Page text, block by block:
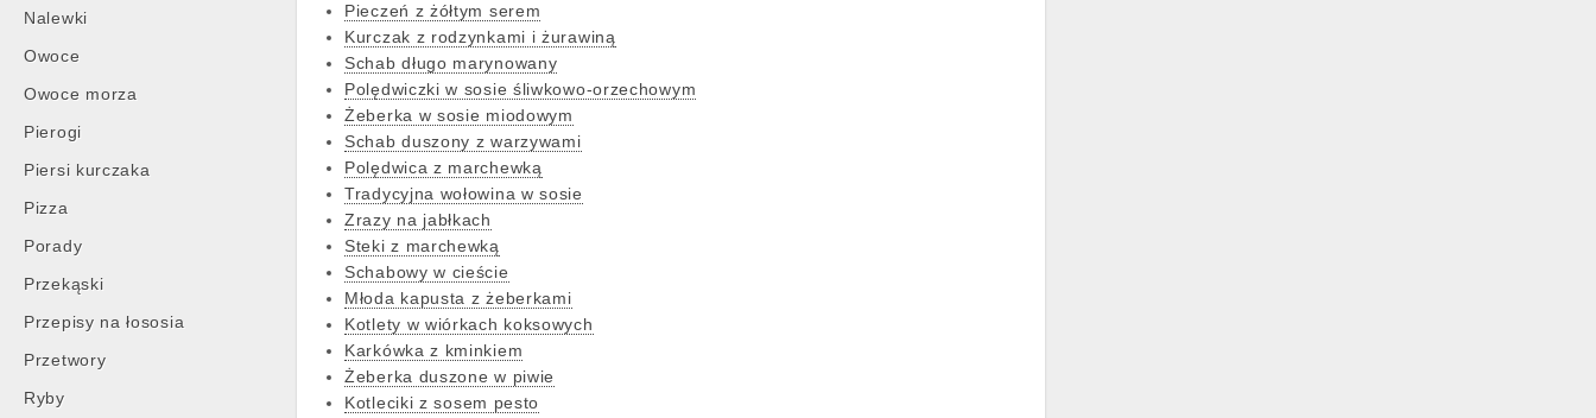
Nalewki
Owoce
Owoce morza
Pierogi
Piersi kurczaka
Pizza
Porady
Przekąski
Przepisy na łososia
Przetwory
Ryby
Pieczeń z żółtym serem
Kurczak z rodzynkami i żurawiną
Schab długo marynowany
Polędwiczki w sosie śliwkowo-orzechowym
Żeberka w sosie miodowym
Schab duszony z warzywami
Polędwica z marchewką
Tradycyjna wołowina w sosie
Zrazy na jabłkach
Steki z marchewką
Schabowy w cieście
Młoda kapusta z żeberkami
Kotlety w wiórkach koksowych
Karkówka z kminkiem
Żeberka duszone w piwie
Kotleciki z sosem pesto